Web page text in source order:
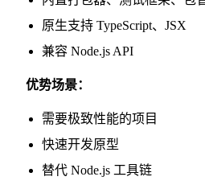
原生支持 TypeScript、JSX
兼容 Node.js API
优势场景：
需要极致性能的项目
快速开发原型
替代 Node.js 工具链